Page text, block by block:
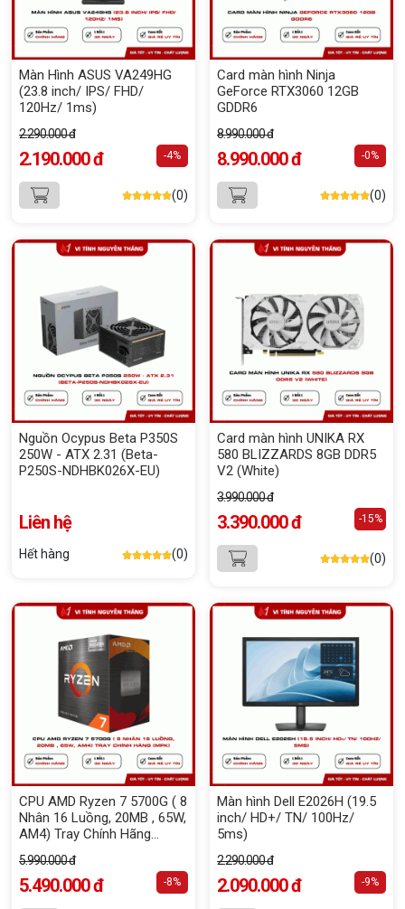
Màn Hình ASUS VA249HG
(23.8 inch/ IPS/ FHD/
120Hz/ 1ms)
2.290.000 đ
2.190.000 đ -4%
(0)
Card màn hình Ninja
GeForce RTX3060 12GB
GDDR6
8.990.000 đ
8.990.000 đ -0%
(0)
Nguồn Ocypus Beta P350S
250W - ATX 2.31 (Beta-
P250S-NDHBK026X-EU)
Liên hệ
Hết hàng (0)
Card màn hình UNIKA RX
580 BLIZZARDS 8GB DDR5
V2 (White)
3.990.000 đ
3.390.000 đ -15%
(0)
CPU AMD Ryzen 7 5700G ( 8
Nhân 16 Luồng, 20MB , 65W,
AM4) Tray Chính Hãng
5.990.000 đ
5.490.000 đ -8%
Màn hình Dell E2026H (19.5
inch/ HD+/ TN/ 100Hz/
5ms)
2.290.000 đ
2.090.000 đ -9%